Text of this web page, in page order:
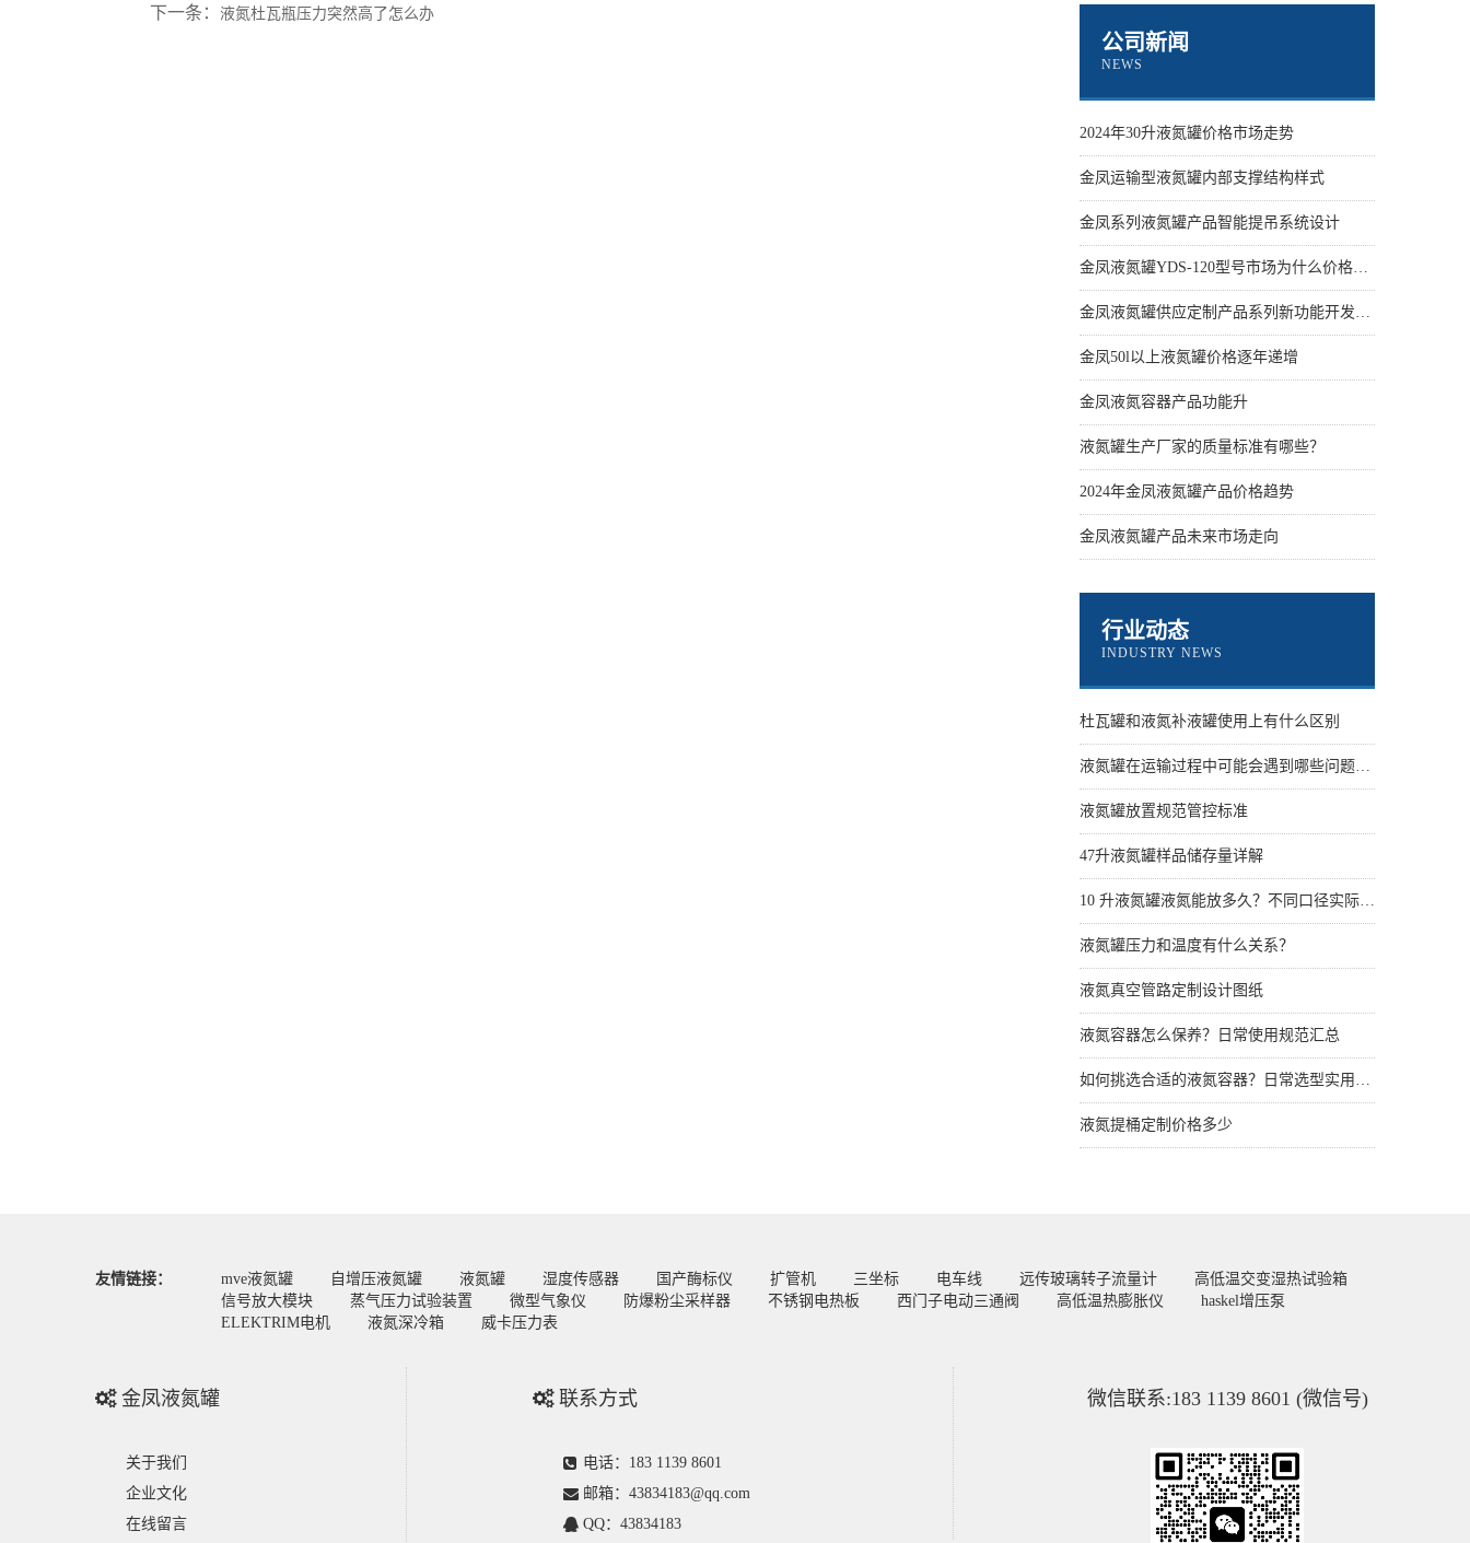
下一条： 液氮杜瓦瓶压力突然高了怎么办
公司新闻
NEWS
2024年30升液氮罐价格市场走势
金凤运输型液氮罐内部支撑结构样式
金凤系列液氮罐产品智能提吊系统设计
金凤液氮罐YDS-120型号市场为什么价格性价比更高些
金凤液氮罐供应定制产品系列新功能开发设计
金凤50l以上液氮罐价格逐年递增
金凤液氮容器产品功能升
液氮罐生产厂家的质量标准有哪些？
2024年金凤液氮罐产品价格趋势
金凤液氮罐产品未来市场走向
行业动态
INDUSTRY NEWS
杜瓦罐和液氮补液罐使用上有什么区别
液氮罐在运输过程中可能会遇到哪些问题？怎么解决
液氮罐放置规范管控标准
47升液氮罐样品储存量详解
10 升液氮罐液氮能放多久？不同口径实际保存天数
液氮罐压力和温度有什么关系？
液氮真空管路定制设计图纸
液氮容器怎么保养？日常使用规范汇总
如何挑选合适的液氮容器？日常选型实用技巧
液氮提桶定制价格多少
友情链接： mve液氮罐 自增压液氮罐 液氮罐 湿度传感器 国产酶标仪 扩管机 三坐标 电车线 远传玻璃转子流量计
高低温交变湿热试验箱
信号放大模块
蒸气压力试验装置 微型气象仪 防爆粉尘采样器 不锈钢电热板 西门子电动三通阀 高低温热膨胀仪
haskel增压泵
ELEKTRIM电机
液氮深冷箱 威卡压力表
金凤液氮罐
关于我们
企业文化
在线留言
联系方式
电话：183 1139 8601
邮箱：43834183@qq.com
QQ：43834183
微信联系:183 1139 8601 (微信号)